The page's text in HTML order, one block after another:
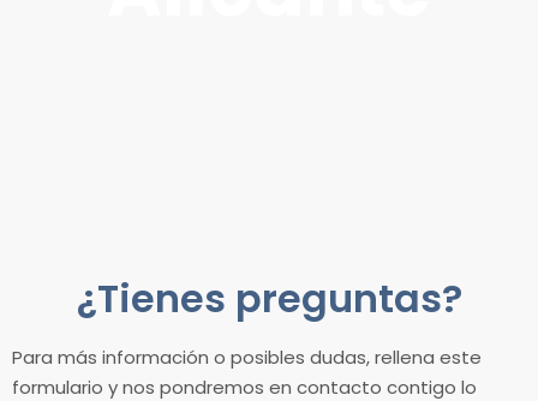
¿Tienes preguntas?
Para más información o posibles dudas, rellena este
formulario y nos pondremos en contacto contigo lo